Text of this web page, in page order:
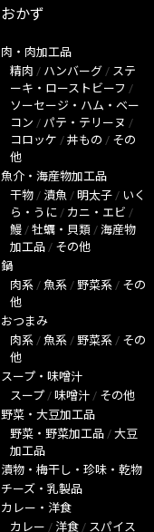
おかず
肉・肉加工品
精肉 / ハンバーグ / ステ
ーキ・ローストビーフ /
ソーセージ・ハム・ベー
コン / パテ・テリーヌ /
コロッケ / 丼もの / その
他
魚介・海産物加工品
干物 / 漬魚 / 明太子 / いく
ら・うに / カニ・エビ /
鰻 / 牡蠣・貝類 / 海産物
加工品 / その他
鍋
肉系 / 魚系 / 野菜系 / その
他
おつまみ
肉系 / 魚系 / 野菜系 / その
他
スープ・味噌汁
スープ / 味噌汁 / その他
野菜・大豆加工品
野菜・野菜加工品 / 大豆
加工品
漬物・梅干し・珍味・乾物
チーズ・乳製品
カレー・洋食
カレー / 洋食 / スパイス